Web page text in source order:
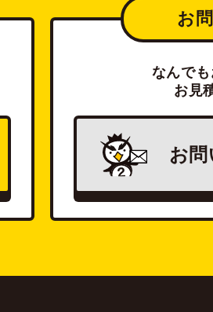
お
なんでも
お見
お